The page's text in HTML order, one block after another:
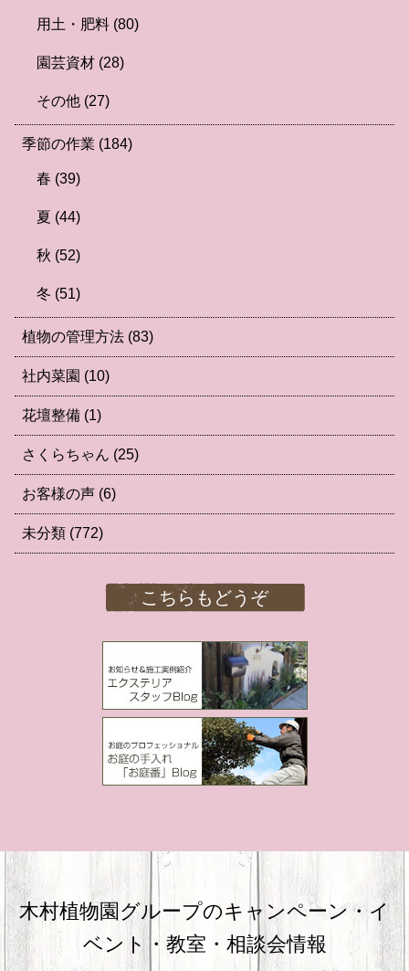
用土・肥料 (80)
園芸資材 (28)
その他 (27)
季節の作業 (184)
春 (39)
夏 (44)
秋 (52)
冬 (51)
植物の管理方法 (83)
社内菜園 (10)
花壇整備 (1)
さくらちゃん (25)
お客様の声 (6)
未分類 (772)
こちらもどうぞ
木村植物園グループのキャンペーン・イ
ベント・教室・相談会情報